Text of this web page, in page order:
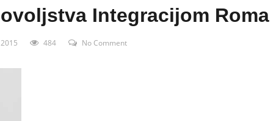
Integracijom Roma
484 No Comment